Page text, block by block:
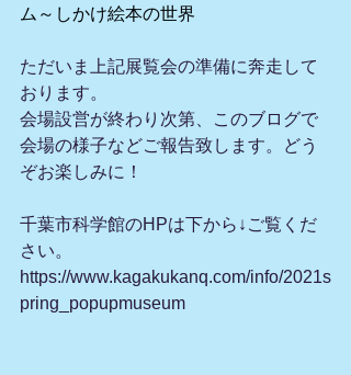
ム～しかけ絵本の世界
ただいま上記展覧会の準備に奔走して
おります。
会場設営が終わり次第、このブログで
会場の様子などご報告致します。どう
ぞお楽しみに！
千葉市科学館のHPは下から↓ご覧くだ
さい。
https://www.kagakukanq.com/info/2021s
pring_popupmuseum